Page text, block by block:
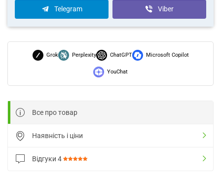
Telegram Viber
Grok Perplexity ChatGPT Microsoft Copilot
YouChat
Все про товар
Наявність і ціни
Відгуки 4